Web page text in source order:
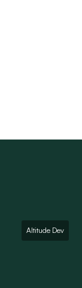
Altitude Dev